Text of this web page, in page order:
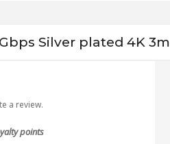
Silver plated 4K 3m
a review.
points